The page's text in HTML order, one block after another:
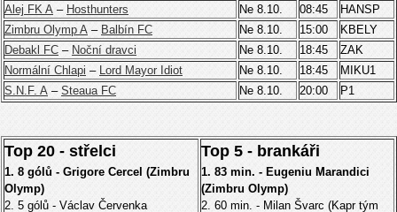
Alej FK A – Hosthunters Ne 8.10. 08:45
HANSP
Zimbru Olymp A – Balbín FC Ne 8.10. 15:00
KBELY
Debakl FC – Noční dravci Ne 8.10. 18:45
ZAK
Normální Chlapi – Lord Mayor Idiot Ne 8.10. 18:45
MIKU1
S.N.F. A – Steaua FC Ne 8.10. 20:00 P1
Top 20 - střelci
1. 8 gólů - Grigore Cercel (Zimbru
Olymp)
2. 5 gólů - Václav Červenka
Top 5 - brankáři
1. 83 min. - Eugeniu Marandici
(Zimbru Olymp)
2. 60 min. - Milan Švarc (Kapr tým